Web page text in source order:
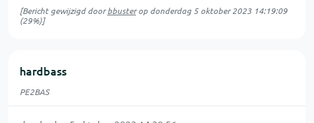
[Bericht gewijzigd doorbbusterop donderdag 5 oktober 2023 14:19:09
(29%)]
hardbass
PE2BAS